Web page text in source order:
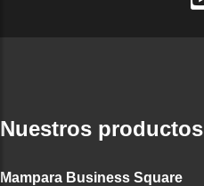
Nuestros productos
Mampara Business Square